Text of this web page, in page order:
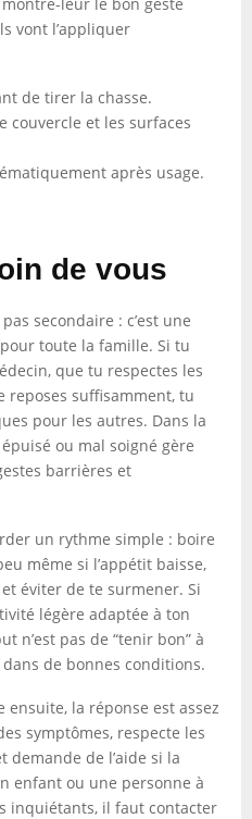
vont l’appliquer
de tirer la chasse.
couvercle et les surfaces
après usage.
de vous
secondaire : c’est une
toute la famille. Si tu
que tu respectes les
reposes suffisamment, tu
pour les autres. Dans la
ou mal soigné gère
barrières et
un rythme simple : boire
même si l’appétit baisse,
éviter de te surmener. Si
légère adaptée à ton
n’est pas de “tenir bon” à
de bonnes conditions.
la réponse est assez
symptômes, respecte les
demande de l’aide si la
enfant ou une personne à
inquiétants, il faut contacter